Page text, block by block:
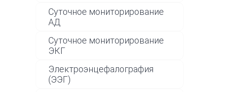
Суточное мониторирование
АД
Суточное мониторирование
ЭКГ
Электроэнцефалография
(ЭЭГ)